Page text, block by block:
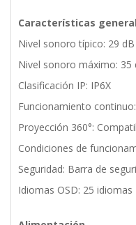
Características
Nivel sonoro típico: 29 dB
Nivel sonoro máximo: 35
Clasificación IP: IP6X
Funcionamiento
Proyección 360°:
Condiciones de
Seguridad: Barra de
Idiomas OSD: 25 idiomas